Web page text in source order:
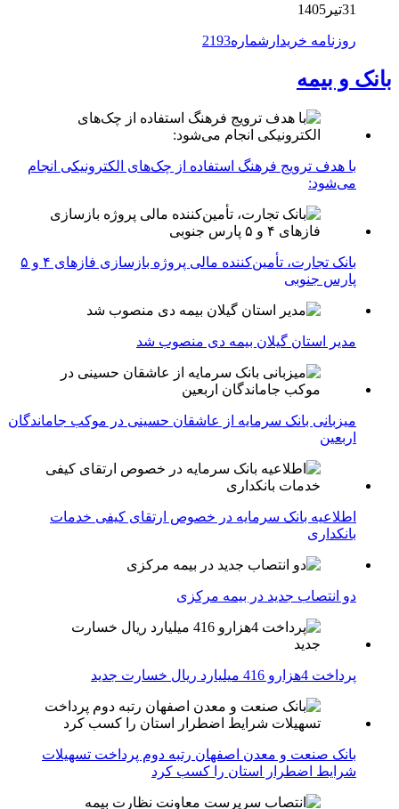
31تیر1405
روزنامه خریدارشماره2193
بانک و بیمه
با هدف ترویج فرهنگ استفاده از چک‌های الکترونیکی انجام
می‌شود:
بانک تجارت، تأمین‌کننده مالی پروژه بازسازی فازهای ۴ و ۵
پارس جنوبی
مدیر استان گیلان بیمه دی منصوب شد
میزبانی بانک سرمایه از عاشقان حسینی در موکب جاماندگان
اربعین
اطلاعیه بانک سرمایه در خصوص ارتقای کیفی خدمات
بانکداری
دو انتصاب جدید در بیمه مركزی
پرداخت 4هزارو 416 میلیارد ریال خسارت جدید
بانک صنعت و معدن اصفهان رتبه دوم پرداخت تسهیلات
شرایط اضطرار استان را کسب کرد